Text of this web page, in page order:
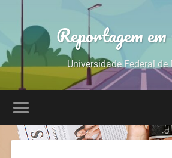
Reportagem
Universidade Federal de